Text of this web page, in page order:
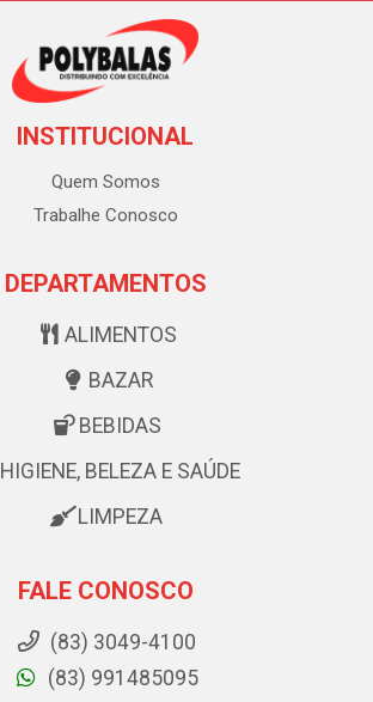
INSTITUCIONAL
Quem Somos
Trabalhe Conosco
DEPARTAMENTOS
ALIMENTOS
BAZAR
BEBIDAS
HIGIENE, BELEZA E SAÚDE
LIMPEZA
FALE CONOSCO
(83) 3049-4100
(83) 991485095